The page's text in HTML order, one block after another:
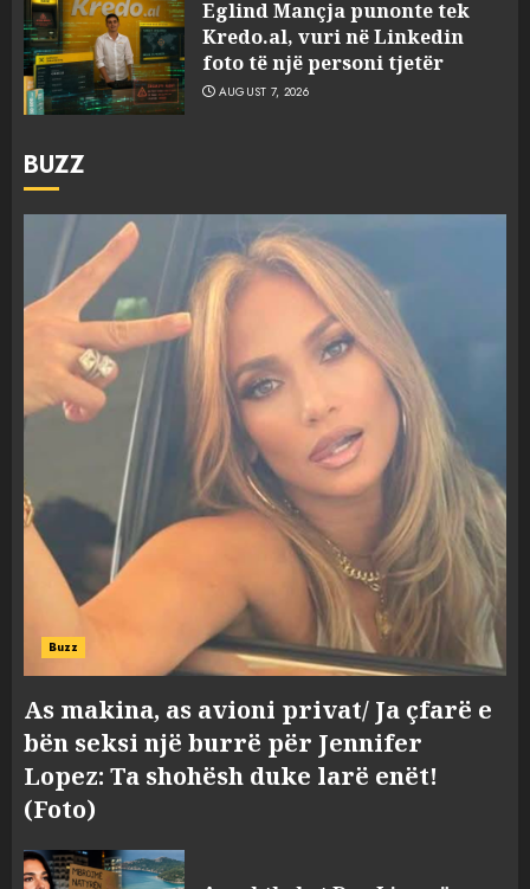
Eglind Mançja punonte tek
Kredo.al, vuri në Linkedin
foto të një personi tjetër
AUGUST 7, 2026
BUZZ
Buzz
As makina, as avioni privat/ Ja çfarë e
bën seksi një burrë për Jennifer
Lopez: Ta shohësh duke larë enët!
(Foto)